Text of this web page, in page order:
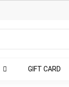
GIFT CARD